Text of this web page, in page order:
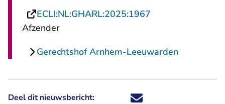
ECLI:NL:GHARL:2025:1967
Afzender
Gerechtshof Arnhem-Leeuwarden
Deel dit nieuwsbericht: Deel dit nieuwsbericht via X -
Deel dit nieuwsbericht via
Deel dit nieuwsbericht
Deel dit